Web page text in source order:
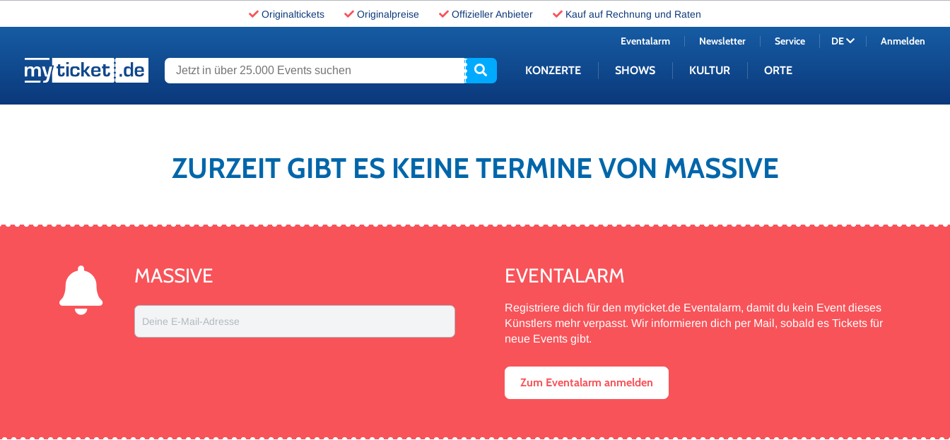
Originaltickets Originalpreise Offizieller Anbieter Kauf auf Rechnung und Raten
Jetzt in über 25.000 Events suchen KONZERTE SHOWS KULTUR ORTE
Eventalarm Newsletter Service DE Anmelden
ZURZEIT GIBT ES KEINE TERMINE VON MASSIVE
MASSIVE
Deine E-Mail-Adresse
EVENTALARM
Registriere dich für den myticket.de Eventalarm, damit du kein Event dieses
Künstlers mehr verpasst. Wir informieren dich per Mail, sobald es Tickets für
neue Events gibt.
Zum Eventalarm anmelden